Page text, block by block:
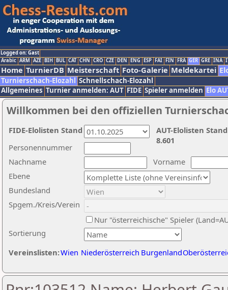
Logged on: Gast
Arabic ARM AZE BIH BUL CAT CHN CRO CZE DEN ENG ESP FAI FIN FRA GER GRE INA
Home TurnierDB Meisterschaft Foto-Galerie Meldekartei
Turnierschach-Elozahl Schnellschach-Elozahl
Allgemeines Turnier anmelden: AUT FIDE Spieler anmelden Elo
Willkommen bei den offiziellen
Nachname
Vorname
Ebene
Sortierung
Personennummer
Bundesland
Spgem./Kreis/Verein
Nur "österreichische" Spieler
Vereinslisten:Wien Niederösterreich Burgenland
AUT-Elolisten
8.601
FIDE-Elolisten Stand